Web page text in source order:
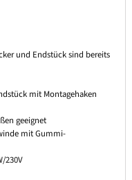
und Endstück sind bereits
mit Montagehaken
geeignet
mit Gummi-
230V